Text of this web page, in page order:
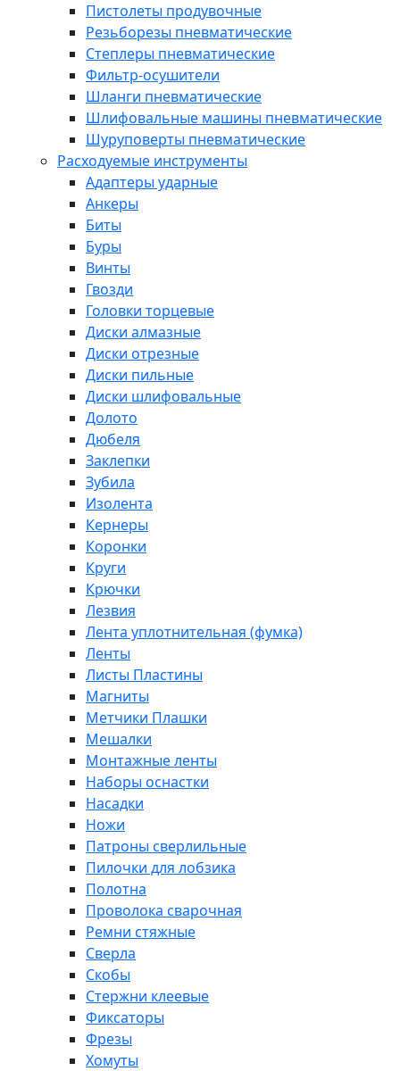
Пистолеты продувочные
Резьборезы пневматические
Степлеры пневматические
Фильтр-осушители
Шланги пневматические
Шлифовальные машины пневматические
Шуруповерты пневматические
Расходуемые инструменты
Адаптеры ударные
Анкеры
Биты
Буры
Винты
Гвозди
Головки торцевые
Диски алмазные
Диски отрезные
Диски пильные
Диски шлифовальные
Долото
Дюбеля
Заклепки
Зубила
Изолента
Кернеры
Коронки
Круги
Крючки
Лезвия
Лента уплотнительная (фумка)
Ленты
Листы Пластины
Магниты
Метчики Плашки
Мешалки
Монтажные ленты
Наборы оснастки
Насадки
Ножи
Патроны сверлильные
Пилочки для лобзика
Полотна
Проволока сварочная
Ремни стяжные
Сверла
Скобы
Стержни клеевые
Фиксаторы
Фрезы
Хомуты